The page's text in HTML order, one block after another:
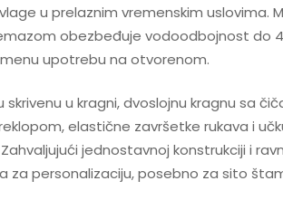
u prelaznim vremenskim uslovima.
obezbeđuje vodoodbojnost do
upotrebu na otvorenom.
skrivenu u kragni, dvoslojnu kragnu sa
elastične završetke rukava i
jednostavnoj konstrukciji i
za personalizaciju, posebno za sito